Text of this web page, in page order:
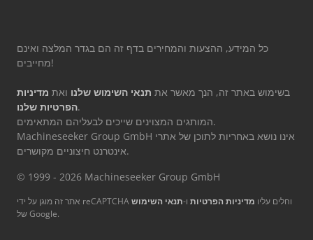
כל המידע, ההצעות והמחירים בדף זה הם בגדר המלצה ואינם
מחייבים!
בשימוש באתר זה, הנך מאשר את תנאי השימוש שלנו ואת מדיניות
הפרטיות שלנו.
המותגים המצוינים שייכים לבעליהם המתאימים.
Machineseeker Group GmbH אינו נושא באחריות לתוכן של אתרי
אינטרנט חיצוניים מקושרים.
© 1999 - 2026 Machineseeker Group GmbH
אתר זה מוגן על ידי reCAPTCHA וחלים עליו מדיניות הפרטיות ו-תנאי השימוש
של Google.